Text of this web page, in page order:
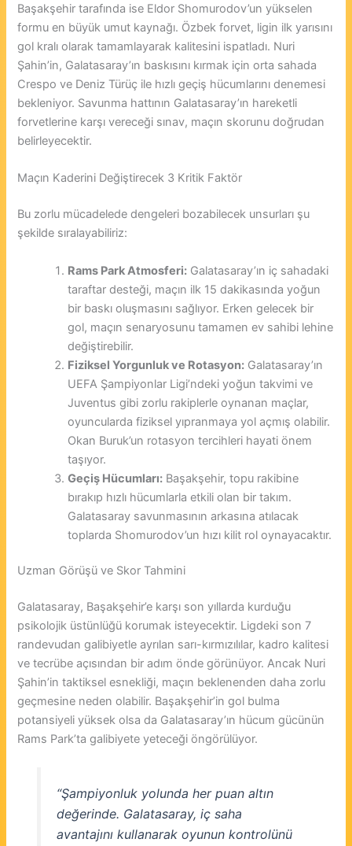
Başakşehir tarafında ise Eldor Shomurodov’un yükselen
formu en büyük umut kaynağı. Özbek forvet, ligin ilk yarısını
gol kralı olarak tamamlayarak kalitesini ispatladı. Nuri
Şahin’in, Galatasaray’ın baskısını kırmak için orta sahada
Crespo ve Deniz Türüç ile hızlı geçiş hücumlarını denemesi
bekleniyor. Savunma hattının Galatasaray’ın hareketli
forvetlerine karşı vereceği sınav, maçın skorunu doğrudan
belirleyecektir.
Maçın Kaderini Değiştirecek 3 Kritik Faktör
Bu zorlu mücadelede dengeleri bozabilecek unsurları şu
şekilde sıralayabiliriz:
Rams Park Atmosferi: Galatasaray’ın iç sahadaki
taraftar desteği, maçın ilk 15 dakikasında yoğun
bir baskı oluşmasını sağlıyor. Erken gelecek bir
gol, maçın senaryosunu tamamen ev sahibi lehine
değiştirebilir.
Fiziksel Yorgunluk ve Rotasyon: Galatasaray’ın
UEFA Şampiyonlar Ligi’ndeki yoğun takvimi ve
Juventus gibi zorlu rakiplerle oynanan maçlar,
oyuncularda fiziksel yıpranmaya yol açmış olabilir.
Okan Buruk’un rotasyon tercihleri hayati önem
taşıyor.
Geçiş Hücumları: Başakşehir, topu rakibine
bırakıp hızlı hücumlarla etkili olan bir takım.
Galatasaray savunmasının arkasına atılacak
toplarda Shomurodov’un hızı kilit rol oynayacaktır.
Uzman Görüşü ve Skor Tahmini
Galatasaray, Başakşehir’e karşı son yıllarda kurduğu
psikolojik üstünlüğü korumak isteyecektir. Ligdeki son 7
randevudan galibiyetle ayrılan sarı-kırmızılılar, kadro kalitesi
ve tecrübe açısından bir adım önde görünüyor. Ancak Nuri
Şahin’in taktiksel esnekliği, maçın beklenenden daha zorlu
geçmesine neden olabilir. Başakşehir’in gol bulma
potansiyeli yüksek olsa da Galatasaray’ın hücum gücünün
Rams Park’ta galibiyete yeteceği öngörülüyor.
“Şampiyonluk yolunda her puan altın
değerinde. Galatasaray, iç saha
avantajını kullanarak oyunun kontrolünü